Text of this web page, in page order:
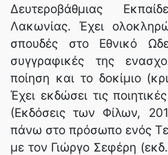
Δευτεροβάθμιας
Λακωνίας. Έχει
σπουδές στο Εθνικό
συγγραφικές της
ποίηση και το δοκίμιο
Έχει εκδώσει τις
(Εκδόσεις των Φίλων,
πάνω στο πρόσωπο ενός
με τον Γιώργο Σεφέρη